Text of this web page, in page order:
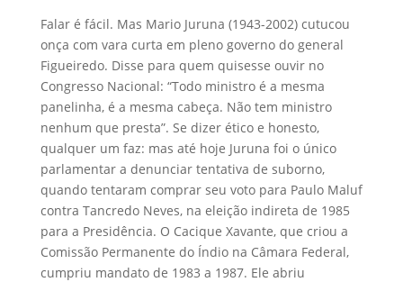
Falar é fácil. Mas Mario Juruna (1943-2002) cutucou
onça com vara curta em pleno governo do general
Figueiredo. Disse para quem quisesse ouvir no
Congresso Nacional: “Todo ministro é a mesma
panelinha, é a mesma cabeça. Não tem ministro
nenhum que presta”. Se dizer ético e honesto,
qualquer um faz: mas até hoje Juruna foi o único
parlamentar a denunciar tentativa de suborno,
quando tentaram comprar seu voto para Paulo Maluf
contra Tancredo Neves, na eleição indireta de 1985
para a Presidência. O Cacique Xavante, que criou a
Comissão Permanente do Índio na Câmara Federal,
cumpriu mandato de 1983 a 1987. Ele abriu